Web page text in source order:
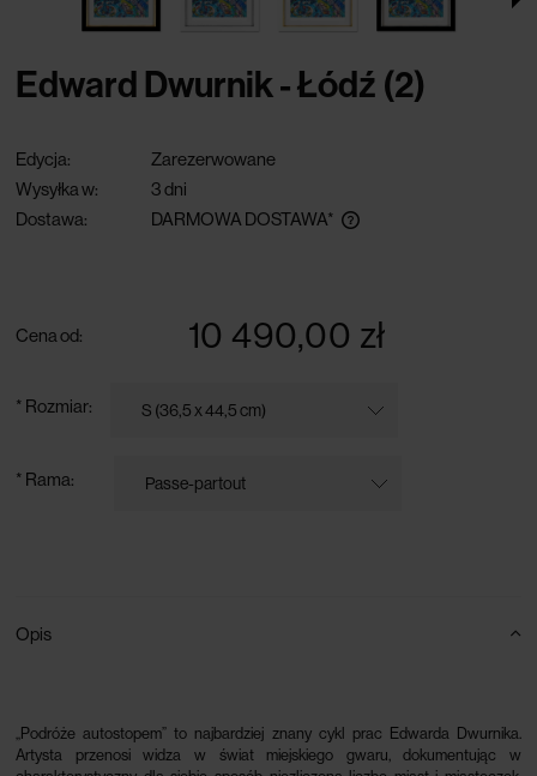
Edward Dwurnik - Łódź (2)
Edycja:
Zarezerwowane
Wysyłka w:
3 dni
Dostawa:
DARMOWA DOSTAWA*
Cena od: 10 490,00 zł
* Rozmiar:
* Rama:
Opis
„Podróże autostopem” to najbardziej znany cykl prac Edwarda Dwurnika.
Artysta przenosi widza w świat miejskiego gwaru, dokumentując w